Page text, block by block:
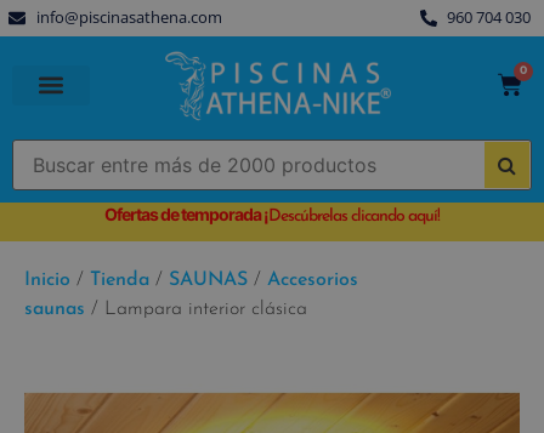
info@piscinasathena.com 960 704 030
0
Ofertas de temporada¡Descúbrelas clicando aquí!
Inicio / Tienda / SAUNAS / Accesorios
saunas / Lampara interior clásica